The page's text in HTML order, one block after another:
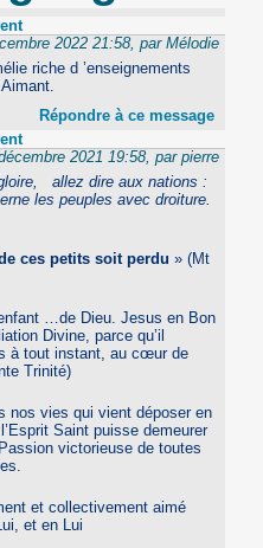
2022 21:58, par Mélodie
riche d ’enseignements
Répondre à ce message
2021 19:58, par pierre
allez dire aux nations :
les peuples avec droiture.
ces petits soit perdu » (Mt
…de Dieu. Jesus en Bon
Divine, parce qu’il
à tout instant, au cœur de
Trinité)
nos vies qui vient déposer en
Saint puisse demeurer
victorieuse de toutes
et collectivement aimé
et en Lui